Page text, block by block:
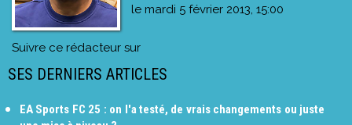
le mardi 5 février 2013, 15:00
Suivre ce rédacteur sur
SES DERNIERS ARTICLES
EA Sports FC 25 : on l'a testé, de vrais changements ou juste